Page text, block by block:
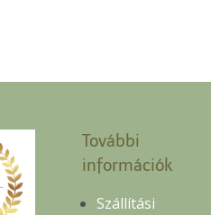
További
információk
Szállítási